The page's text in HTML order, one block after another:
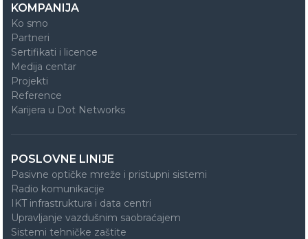
KOMPANIJA
Ko smo
Partneri
Sertifikati i licence
Medija centar
Projekti
Reference
Karijera u Dot Networks
POSLOVNE LINIJE
Pasivne optičke mreže i pristupni sistemi
Radio komunikacije
IKT infrastruktura i data centri
Upravljanje vazdušnim saobraćajem
Sistemi tehničke zaštite